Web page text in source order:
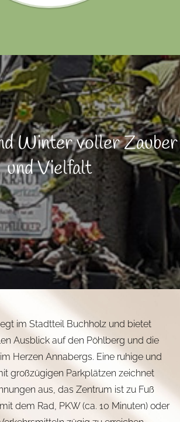
Winter voller Zauber
und Vielfalt
im Stadtteil Buchholz und bietet
Ausblick auf den Pöhlberg und die
Herzen Annabergs. Eine ruhige und
großzügigen Parkplätzen zeichnet
aus, das Zentrum ist zu Fuß
dem Rad, PKW (ca. 10 Minuten) oder